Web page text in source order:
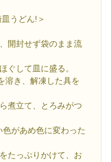
うどん!＞
開封せず袋のまま流
ぐして皿に盛る。
溶き、解凍した具を
煮立て、とろみがつ
があめ色に変わった
たっぷりかけて、お